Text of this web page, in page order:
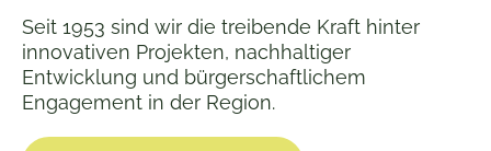
Seit 1953 sind wir die treibende Kraft hinter
innovativen Projekten, nachhaltiger
Entwicklung und bürgerschaftlichem
Engagement in der Region.